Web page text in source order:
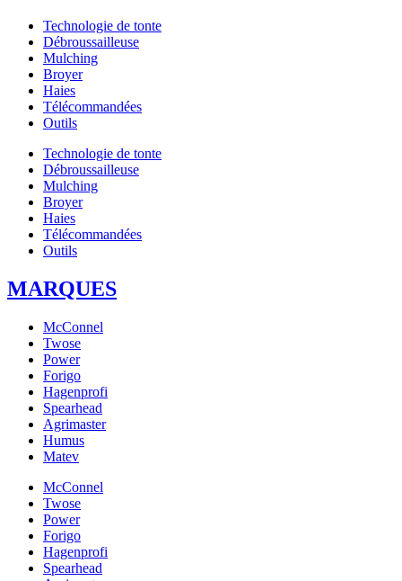
Technologie de tonte
Débroussailleuse
Mulching
Broyer
Haies
Télécommandées
Outils
Technologie de tonte
Débroussailleuse
Mulching
Broyer
Haies
Télécommandées
Outils
MARQUES
McConnel
Twose
Power
Forigo
Hagenprofi
Spearhead
Agrimaster
Humus
Matev
McConnel
Twose
Power
Forigo
Hagenprofi
Spearhead